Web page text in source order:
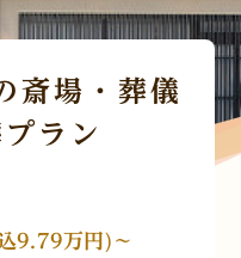
斎場・葬儀
ラン
9.79万円)~